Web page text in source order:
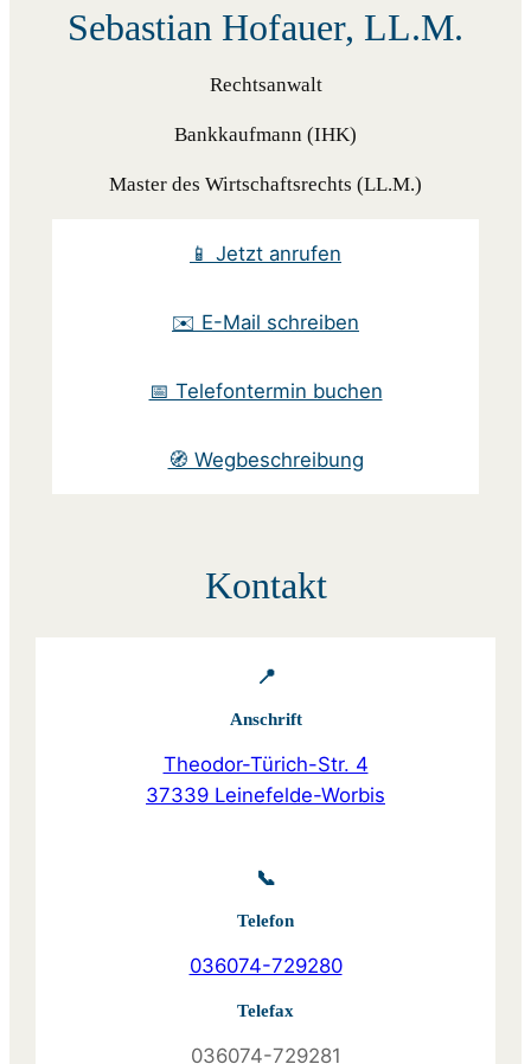
Sebastian Hofauer, LL.M.
Rechtsanwalt
Bankkaufmann (IHK)
Master des Wirtschaftsrechts (LL.M.)
📱 Jetzt anrufen
✉️ E-Mail schreiben
📅 Telefontermin buchen
🧭 Wegbeschreibung
Kontakt
📍
Anschrift
Theodor-Türich-Str. 4
37339 Leinefelde-Worbis
📞
Telefon
036074-729280
Telefax
036074-729281